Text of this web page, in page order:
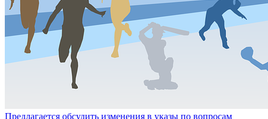
Предлагается обсудить изменения в указы по вопросам